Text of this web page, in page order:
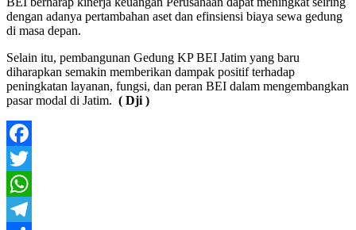
dengan adanya pertambahan aset dan efinsiensi biaya sewa gedung
di masa depan.
Selain itu, pembangunan Gedung KP BEI Jatim yang baru
diharapkan semakin memberikan dampak positif terhadap
peningkatan layanan, fungsi, dan peran BEI dalam mengembangkan
pasar modal di Jatim. ( Dji )
Facebook
Twitter
WhatsApp